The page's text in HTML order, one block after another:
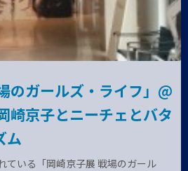
のガールズ・ライフ」@
崎京子とニーチェとバタ
ム
ている「岡崎京子展 戦場のガール